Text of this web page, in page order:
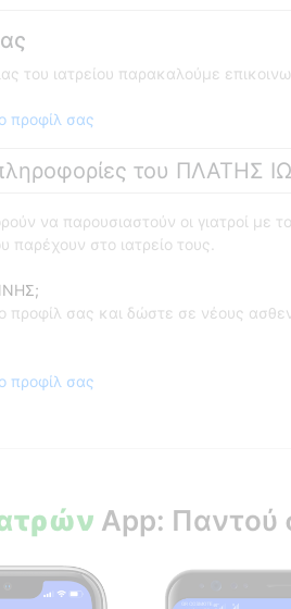
του ιατρείου παρακαλούμε
προφίλ σας
του ΠΛΑΤΗΣ
να παρουσιαστούν οι γιατροί με το
παρέχουν στο ιατρείο τους.
σας και δώστε σε νέους
προφίλ σας
App: Παντού